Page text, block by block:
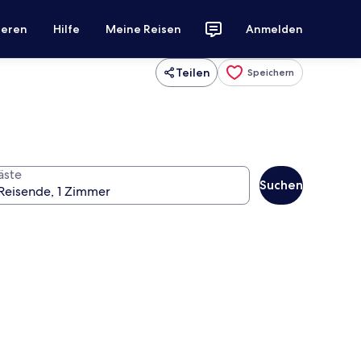
Hilfe Meine Reisen Anmelden
Teilen Speichern
Suchen